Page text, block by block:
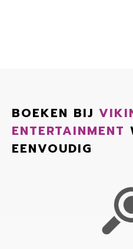
BOEKEN BIJ
ENTERTAINMENT
EENVOUDIG